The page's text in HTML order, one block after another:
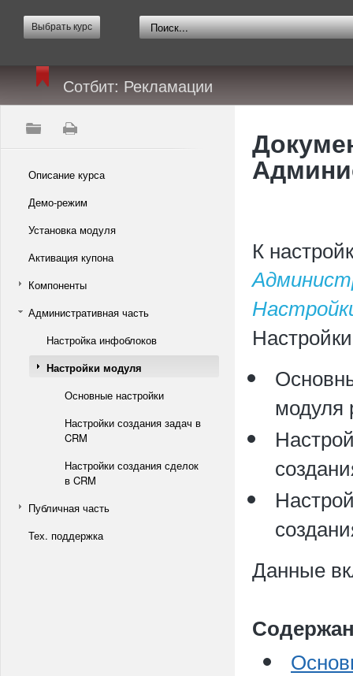
Выбрать курс
Сотбит: Рекламации
Описание курса
Демо-режим
Установка модуля
Активация купона
Компоненты
Административная часть
Настройка инфоблоков
Настройки модуля
Основные настройки
Настройки создания задач в
CRM
Настройки создания сделок
в CRM
Публичная часть
Тех. поддержка
К
модуля
Данные